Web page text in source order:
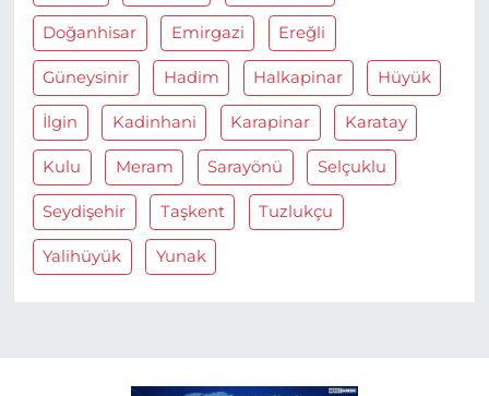
Doğanhisar Emirgazi Ereğli
Güneysinir Hadim Halkapinar Hüyük
İlgin Kadinhani Karapinar Karatay
Kulu Meram Sarayönü Selçuklu
Seydişehir Taşkent Tuzlukçu
Yalihüyük Yunak